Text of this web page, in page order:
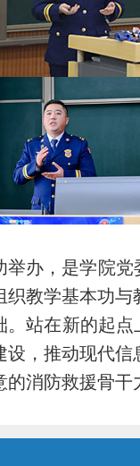
举办，是学院
织教学基本功
。站在新的起
设，推动现代
的消防救援骨